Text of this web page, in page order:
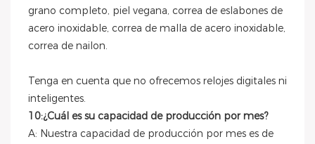
grano completo, piel vegana, correa de eslabones de
acero inoxidable, correa de malla de acero inoxidable,
correa de nailon.
Tenga en cuenta que no ofrecemos relojes digitales ni
inteligentes.
10:¿Cuál es su capacidad de producción por mes?
A: Nuestra capacidad de producción por mes es de